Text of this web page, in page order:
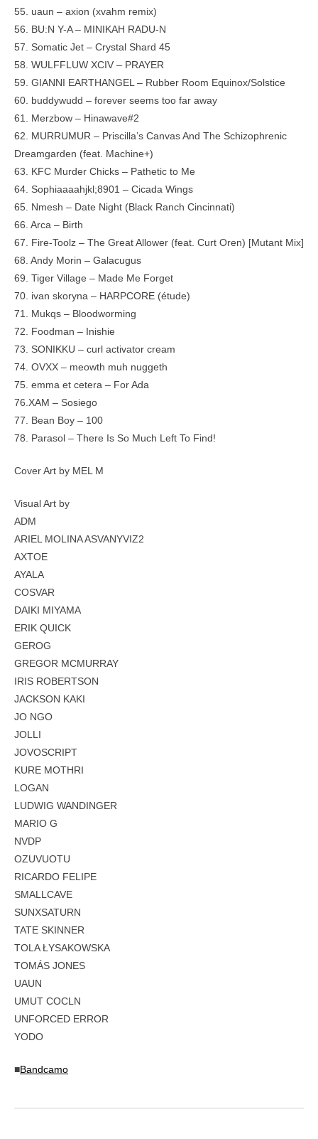
55. uaun – axion (xvahm remix)
56. BU:N Y-A – MINIKAH RADU-N
57. Somatic Jet – Crystal Shard 45
58. WULFFLUW XCIV – PRAYER
59. GIANNI EARTHANGEL – Rubber Room Equinox/Solstice
60. buddywudd – forever seems too far away
61. Merzbow – Hinawave#2
62. MURRUMUR – Priscilla’s Canvas And The Schizophrenic
Dreamgarden (feat. Machine+)
63. KFC Murder Chicks – Pathetic to Me
64. Sophiaaaahjkl;8901 – Cicada Wings
65. Nmesh – Date Night (Black Ranch Cincinnati)
66. Arca – Birth
67. Fire-Toolz – The Great Allower (feat. Curt Oren) [Mutant Mix]
68. Andy Morin – Galacugus
69. Tiger Village – Made Me Forget
70. ivan skoryna – HARPCORE (étude)
71. Mukqs – Bloodworming
72. Foodman – Inishie
73. SONIKKU – curl activator cream
74. OVXX – meowth muh nuggeth
75. emma et cetera – For Ada
76.XAM – Sosiego
77. Bean Boy – 100
78. Parasol – There Is So Much Left To Find!
Cover Art by MEL M
Visual Art by
ADM
ARIEL MOLINA ASVANYVIZ2
AXTOE
AYALA
COSVAR
DAIKI MIYAMA
ERIK QUICK
GEROG
GREGOR MCMURRAY
IRIS ROBERTSON
JACKSON KAKI
JO NGO
JOLLI
JOVOSCRIPT
KURE MOTHRI
LOGAN
LUDWIG WANDINGER
MARIO G
NVDP
OZUVUOTU
RICARDO FELIPE
SMALLCAVE
SUNXSATURN
TATE SKINNER
TOLA ŁYSAKOWSKA
TOMÁS JONES
UAUN
UMUT COCLN
UNFORCED ERROR
YODO
■Bandcamo